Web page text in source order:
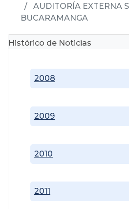
AUDITORÍA EXTERNA
BUCARAMANGA
Histórico de Noticias
2008
2009
2010
2011